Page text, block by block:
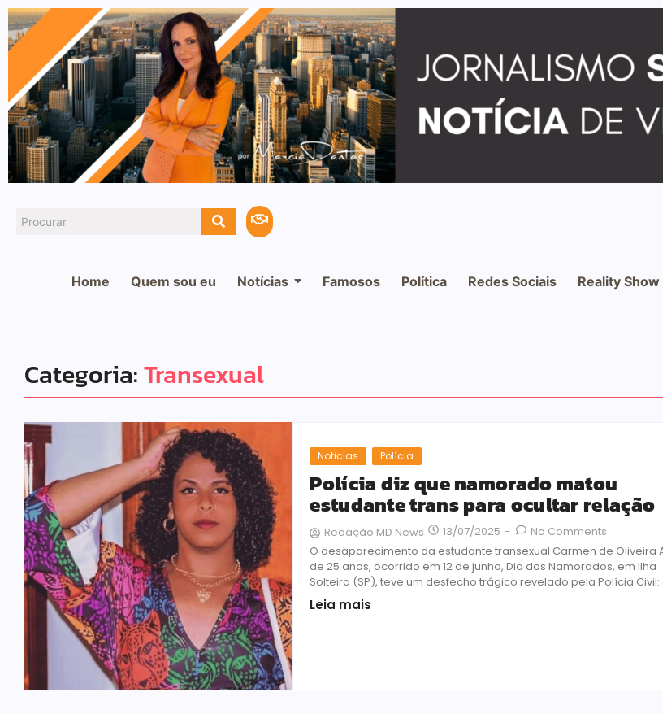
Home Quem sou eu Notícias Famosos Política Redes Sociais Reality Show
Categoria:Transexual
Noticias Polícia
Polícia diz que namorado matou
estudante trans para ocultar relação
Redação MD News 13/07/2025 -
No Comments
O desaparecimento da estudante transexual Carmen de Oliveira
de 25 anos, ocorrido em 12 de junho, Dia dos Namorados, em Ilha
Solteira (SP), teve um desfecho trágico revelado pela Polícia Civil:
Leia mais